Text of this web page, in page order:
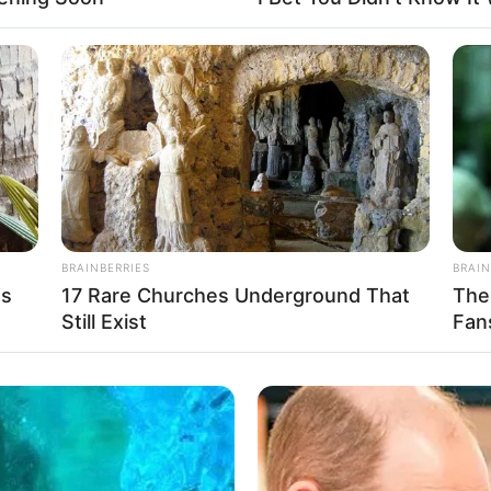
les réseaux! Merci à Vous!
du jour en cinq chevaux
BRAINBERRIES
17 Rare Churches Underground That
Still Exist